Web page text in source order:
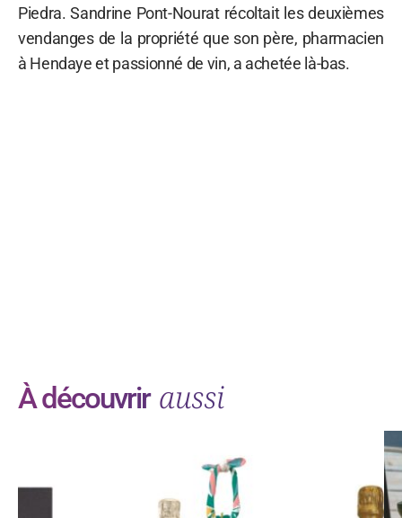
Piedra. Sandrine Pont-Nourat récoltait les deuxièmes
vendanges de la propriété que son père, pharmacien
à Hendaye et passionné de vin, a achetée là-bas.
À découvrir aussi